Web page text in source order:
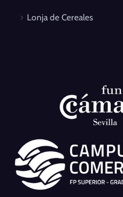
Lonja de Cereales